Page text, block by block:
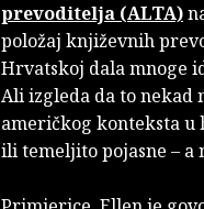
prevoditelja (ALTA)
položaj književnih
Hrvatskoj dala mnoge
Ali izgleda da to nekad
američkog konteksta u
ili temeljito pojasne – a